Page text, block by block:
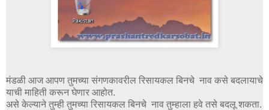
मंडळी आज आपण तुमच्या संगणकावरील रिसायकल बिनचे नाव कसे बदलायाचे
याची माहिती करून घेणार आहोत.
असे केल्याने तुम्ही तुमच्या रिसायकल बिनचे नाव तुम्हाला हवे तसे बदलू शकता.